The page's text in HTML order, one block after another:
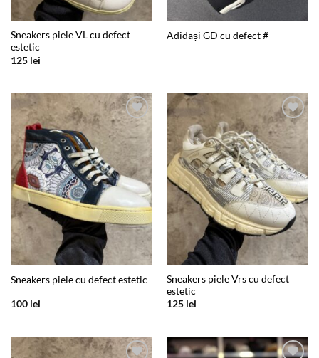
Sneakers piele VL cu defect
estetic
125 lei
Adidași GD cu defect #
Add to
wishlist
Sneakers piele cu defect estetic
100 lei
Add to
wishlist
Sneakers piele Vrs cu defect
estetic
125 lei